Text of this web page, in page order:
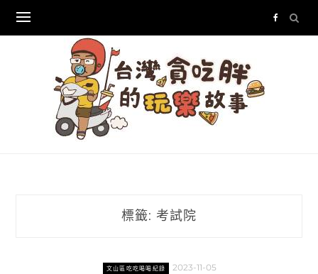
content
標籤: 考試院
文山區吃吃喝喝紀錄 2023-11-05